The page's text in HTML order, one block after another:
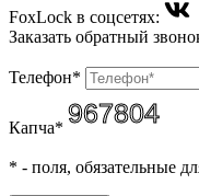
FoxLock в соцсетях:
Заказать обратный
Телефон*
Капча*
* - поля, обязательные